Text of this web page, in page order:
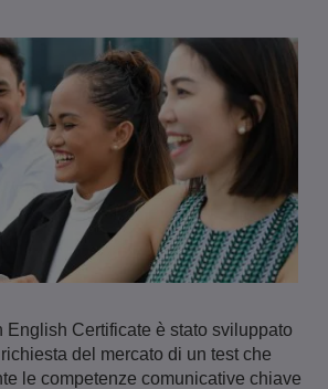
English Certificate è stato sviluppato
del mercato di un test che
le competenze comunicative chiave